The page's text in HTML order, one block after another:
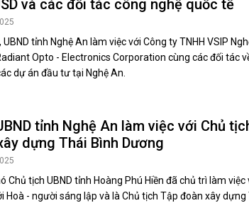
và các đối tác công nghệ quốc tế
tỉnh Nghệ An làm việc với Công ty TNHH VSIP
Opto - Electronics Corporation cùng các đối tác
dự án đầu tư tại Nghệ An.
tỉnh Nghệ An làm việc với Chủ
dựng Thái Bình Dương
Chủ tịch UBND tỉnh Hoàng Phú Hiền đã chủ trì làm việc
Hoà - người sáng lập và là Chủ tịch Tập đoàn xây dựng